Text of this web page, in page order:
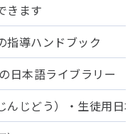
きます
指導ハンドブック
本語ライブラリー
んじどう）・生徒用日